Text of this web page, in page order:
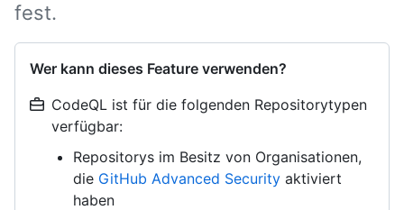
fest.
Wer kann dieses Feature verwenden?
CodeQL ist für die folgenden Repositorytypen
verfügbar:
Repositorys im Besitz von Organisationen,
die GitHub Advanced Security aktiviert
haben